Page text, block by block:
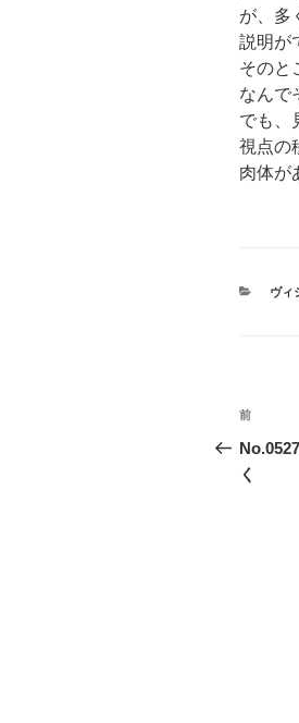
が、多
説明が
そのと
なんで
でも、
視点の
肉体が
カ
ヴィ
投
稿
ナ
前
の
投
前
く